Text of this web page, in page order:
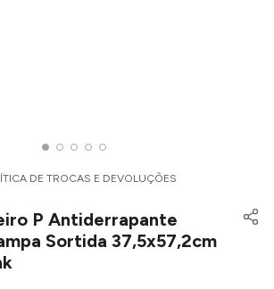
DE TROCAS E DEVOLUÇÕES
P Antiderrapante
Sortida 37,5x57,2cm